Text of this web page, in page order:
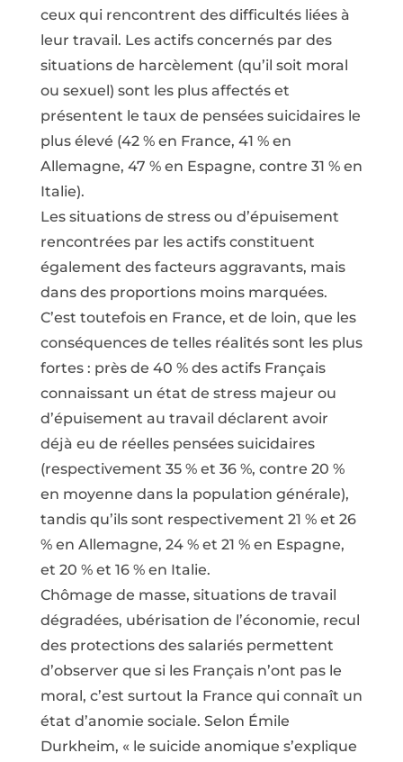
ceux qui rencontrent des difficultés liées à
leur travail. Les actifs concernés par des
situations de harcèlement (qu’il soit moral
ou sexuel) sont les plus affectés et
présentent le taux de pensées suicidaires le
plus élevé (42 % en France, 41 % en
Allemagne, 47 % en Espagne, contre 31 % en
Italie).
Les situations de stress ou d’épuisement
rencontrées par les actifs constituent
également des facteurs aggravants, mais
dans des proportions moins marquées.
C’est toutefois en France, et de loin, que les
conséquences de telles réalités sont les plus
fortes : près de 40 % des actifs Français
connaissant un état de stress majeur ou
d’épuisement au travail déclarent avoir
déjà eu de réelles pensées suicidaires
(respectivement 35 % et 36 %, contre 20 %
en moyenne dans la population générale),
tandis qu’ils sont respectivement 21 % et 26
% en Allemagne, 24 % et 21 % en Espagne,
et 20 % et 16 % en Italie.
Chômage de masse, situations de travail
dégradées, ubérisation de l’économie, recul
des protections des salariés permettent
d’observer que si les Français n’ont pas le
moral, c’est surtout la France qui connaît un
état d’anomie sociale. Selon Émile
Durkheim, « le suicide anomique s’explique